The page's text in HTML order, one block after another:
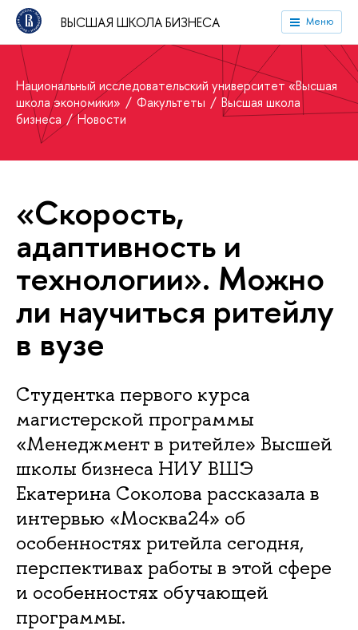
ВЫСШАЯ ШКОЛА БИЗНЕСА Меню
Национальный исследовательский университет «Высшая
школа экономики»
Факультеты
Высшая школа
бизнеса
Новости
«Скорость,
адаптивность и
технологии». Можно
ли научиться ритейлу
в вузе
Студентка первого курса
магистерской программы
«Менеджмент в ритейле» Высшей
школы бизнеса НИУ ВШЭ
Екатерина Соколова рассказала в
интервью «Москва24» об
особенностях ритейла сегодня,
перспективах работы в этой сфере
и особенностях обучающей
программы.